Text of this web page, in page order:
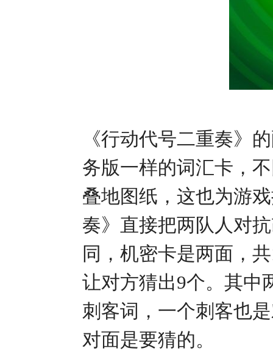
《行动代号二重奏》
务版一样的词汇卡，
叠地图纸，这也为游
奏》直接把两队人对
同，机密卡是两面，
让对方猜出9个。其中
刺客词，一个刺客也
对面是要猜的。